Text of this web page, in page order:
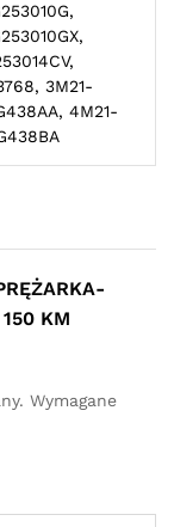
3M21-
4M21-
KM
Wymagane